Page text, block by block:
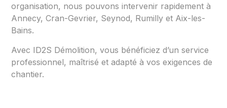
organisation, nous pouvons intervenir rapidement à
Annecy, Cran-Gevrier, Seynod, Rumilly et Aix-les-
Bains.
Avec ID2S Démolition, vous bénéficiez d’un service
professionnel, maîtrisé et adapté à vos exigences de
chantier.